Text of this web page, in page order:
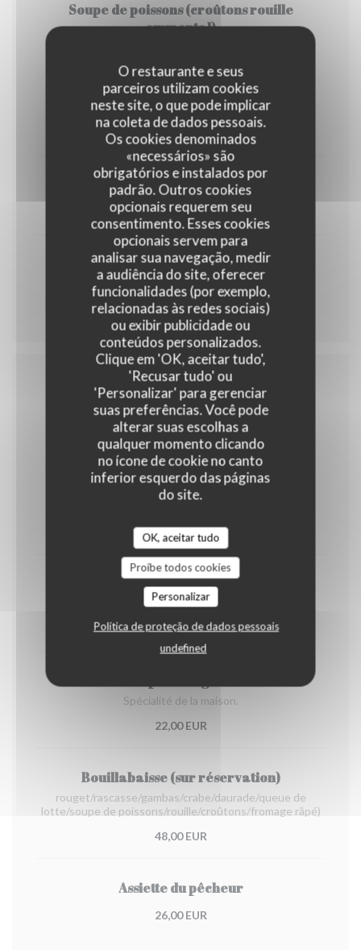
O restaurante e seus
parceiros utilizam cookies
neste site, o que pode implicar
na coleta de dados pessoais.
Os cookies denominados
«necessários» são
obrigatórios e instalados por
padrão. Outros cookies
opcionais requerem seu
consentimento. Esses cookies
opcionais servem para
analisar sua navegação, medir
a audiência do site, oferecer
funcionalidades (por exemplo,
relacionadas às redes sociais)
ou exibir publicidade ou
conteúdos personalizados.
Clique em 'OK, aceitar tudo',
'Recusar tudo' ou
'Personalizar' para gerenciar
suas preferências. Você pode
alterar suas escolhas a
qualquer momento clicando
no ícone de cookie no canto
inferior esquerdo das páginas
do site.
OK, aceitar tudo
Proíbe todos cookies
Personalizar
Política de proteção de dados pessoais
undefined
Soupe de poissons (croûtons rouille
emmental)
Salade cesar (petite)
15,00 EUR
Salade cesar (grande)
18,00 EUR
Burrata gourmande
15,00 EUR
Côté Mer
Daube de poulpes et seiches
22,00 EUR
Arrivage du moment (voir ardoise)
Prix variable
25,00 EUR
Spécialité de la maison.
22,00 EUR
Bouillabaisse (sur réservation)
rouget/rascasse/gambas/crabe/daurade/queue de
lotte/soupe de poissons/rouille/croûtons/fromage râpé)
48,00 EUR
Assiette du pêcheur
26,00 EUR